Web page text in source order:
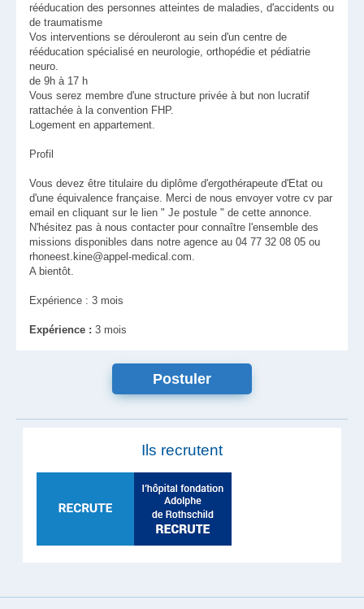
rééducation des personnes atteintes de maladies, d'accidents ou
de traumatisme
Vos interventions se dérouleront au sein d'un centre de
rééducation spécialisé en neurologie, orthopédie et pédiatrie
neuro.
de 9h à 17 h
Vous serez membre d'une structure privée à but non lucratif
rattachée à la convention FHP.
Logement en appartement.
Profil
Vous devez être titulaire du diplôme d'ergothérapeute d'Etat ou
d'une équivalence française. Merci de nous envoyer votre cv par
email en cliquant sur le lien " Je postule " de cette annonce.
N'hésitez pas à nous contacter pour connaître l'ensemble des
missions disponibles dans notre agence au 04 77 32 08 05 ou
rhoneest.kine@appel-medical.com.
A bientôt.
Expérience : 3 mois
Expérience : 3 mois
Ils recrutent